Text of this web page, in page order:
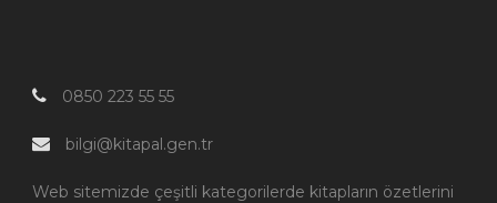
0850 223 55 55
bilgi@kitapal.gen.tr
Web sitemizde çeşitli kategorilerde kitapların özetlerini